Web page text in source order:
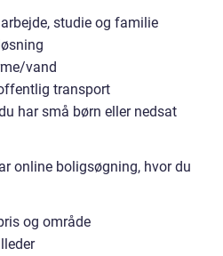
studie og familie
vand
transport
har små børn eller nedsat
online boligsøgning, hvor du
og område